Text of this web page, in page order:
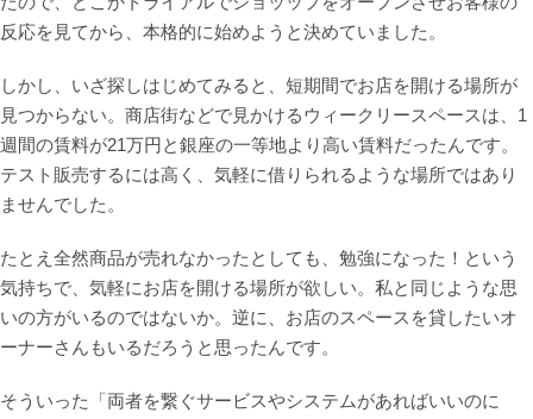
反応を見てから、本格的に始めようと決めていました。
しかし、いざ探しはじめてみると、短期間でお店を開ける場所が
見つからない。商店街などで見かけるウィークリースペースは、1
週間の賃料が21万円と銀座の一等地より高い賃料だったんです。
テスト販売するには高く、気軽に借りられるような場所ではあり
ませんでした。
たとえ全然商品が売れなかったとしても、勉強になった！という
気持ちで、気軽にお店を開ける場所が欲しい。私と同じような思
いの方がいるのではないか。逆に、お店のスペースを貸したいオ
ーナーさんもいるだろうと思ったんです。
そういった「両者を繋ぐサービスやシステムがあればいいのに